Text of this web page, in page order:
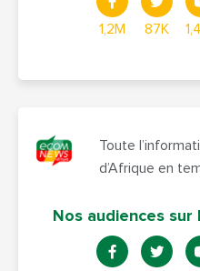
1,2M 87K
Toute
d’Afrique en
Nos audiences sur